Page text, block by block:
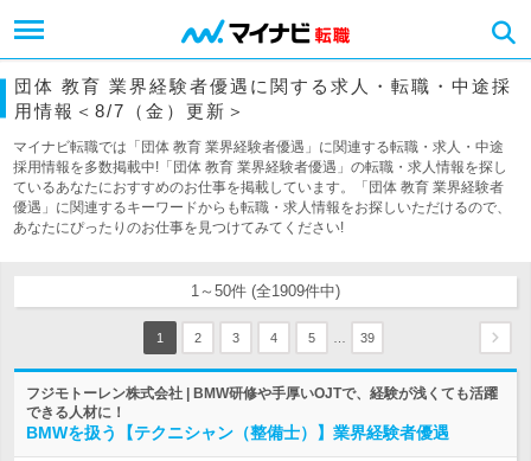
団体 教育 業界経験者優遇に関する求人・転職・中途採
用情報＜8/7（金）更新＞
マイナビ転職では「団体 教育 業界経験者優遇」に関連する転職・求人・中途
採用情報を多数掲載中!「団体 教育 業界経験者優遇」の転職・求人情報を探し
ているあなたにおすすめのお仕事を掲載しています。「団体 教育 業界経験者
優遇」に関連するキーワードからも転職・求人情報をお探しいただけるので、
あなたにぴったりのお仕事を見つけてみてください!
1～50件 (全1909件中)
1 2 3 4 5 39
フジモトーレン株式会社 | BMW研修や手厚いOJTで、経験が浅くても活躍
できる人材に！
BMWを扱う【テクニシャン（整備士）】業界経験者優遇